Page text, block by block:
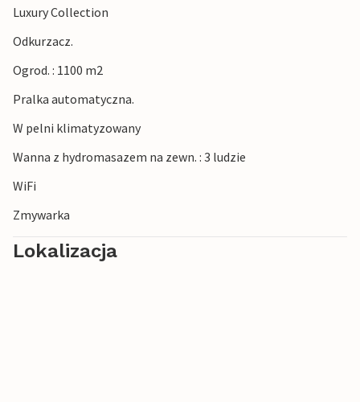
Luxury Collection
Odkurzacz.
Ogrod. : 1100 m2
Pralka automatyczna.
W pelni klimatyzowany
Wanna z hydromasazem na zewn. : 3 ludzie
WiFi
Zmywarka
Lokalizacja